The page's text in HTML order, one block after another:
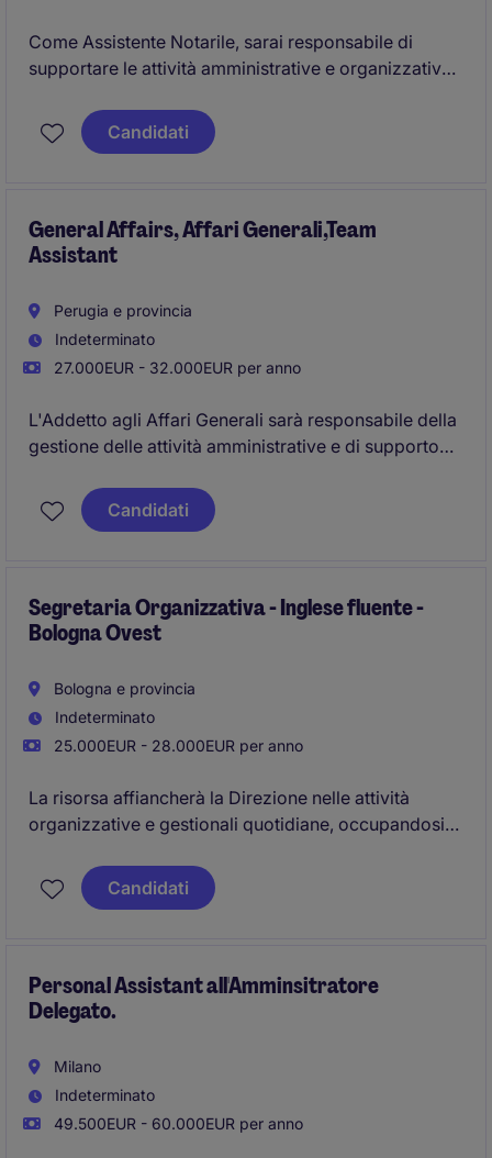
Come Assistente Notarile, sarai responsabile di
supportare le attività amministrative e organizzative
competenze organizzative e una buona capacità di
gestione dei documenti legali.
Candidati
General Affairs, Affari Generali,Team
Assistant
Perugia e provincia
Indeterminato
27.000EUR - 32.000EUR per anno
L'Addetto agli Affari Generali sarà responsabile della
gestione delle attività amministrative e di supporto
posizione richiede attenzione ai dettagli e capacità
organizzative per garantire un efficace
Candidati
Segretaria Organizzativa - Inglese fluente -
Bologna Ovest
Bologna e provincia
Indeterminato
25.000EUR - 28.000EUR per anno
La risorsa affiancherà la Direzione nelle attività
organizzative e gestionali quotidiane, occupandosi
operativo alle associazioni di categoria.
Candidati
Personal Assistant all'Amminsitratore
Delegato.
Milano
Indeterminato
49.500EUR - 60.000EUR per anno